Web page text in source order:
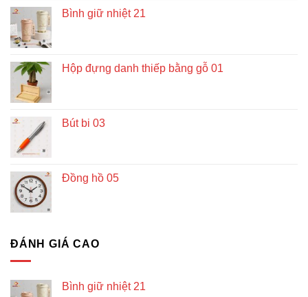
Bình giữ nhiệt 21
Hộp đựng danh thiếp bằng gỗ 01
Bút bi 03
Đồng hồ 05
ĐÁNH GIÁ CAO
Bình giữ nhiệt 21